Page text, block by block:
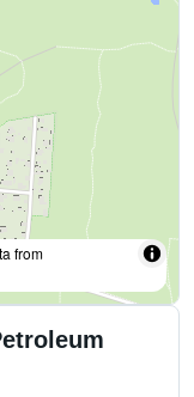
from